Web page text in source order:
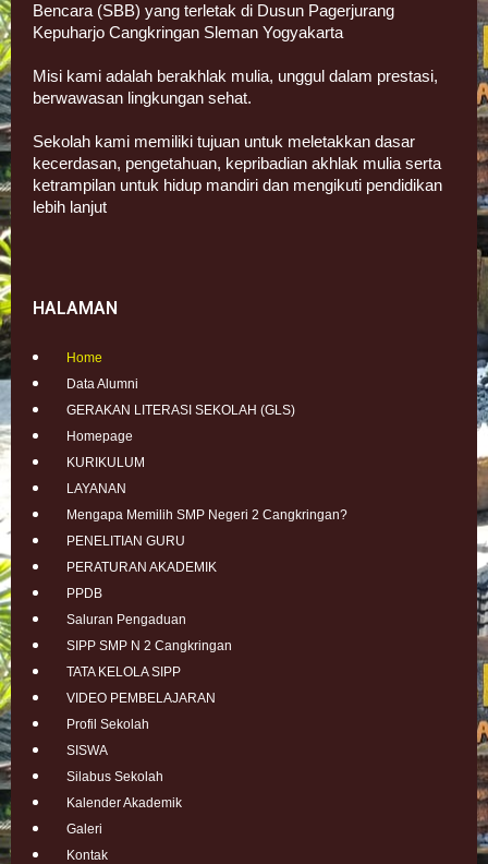
Bencara (SBB) yang terletak di Dusun Pagerjurang
Kepuharjo Cangkringan Sleman Yogyakarta
Misi kami adalah berakhlak mulia, unggul dalam prestasi,
berwawasan lingkungan sehat.
Sekolah kami memiliki tujuan untuk meletakkan dasar
kecerdasan, pengetahuan, kepribadian akhlak mulia serta
ketrampilan untuk hidup mandiri dan mengikuti pendidikan
lebih lanjut
HALAMAN
Home
Data Alumni
GERAKAN LITERASI SEKOLAH (GLS)
Homepage
KURIKULUM
LAYANAN
Mengapa Memilih SMP Negeri 2 Cangkringan?
PENELITIAN GURU
PERATURAN AKADEMIK
PPDB
Saluran Pengaduan
SIPP SMP N 2 Cangkringan
TATA KELOLA SIPP
VIDEO PEMBELAJARAN
Profil Sekolah
SISWA
Silabus Sekolah
Kalender Akademik
Galeri
Kontak